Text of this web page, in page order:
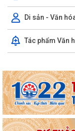
Di sản - Văn
Tác phẩm Văn
ANTT ở cơ sở
Xã Đường An tiếp tục
Xã Đường An với
Chương trình dạy bơi
thiếu nhi hè năm 2026
Xã Đường An phối
kinh phí xây dựng nhà